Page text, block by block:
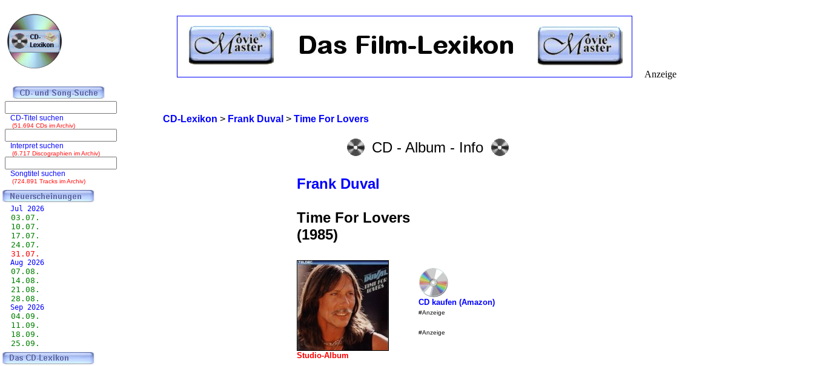
CD-Lexikon > Frank Duval > Time For Lovers
CD - Album - Info
Frank Duval
Time For Lovers
(1985)
Studio-Album
CD kaufen (Amazon)
#Anzeige
#Anzeige
Anzeige
CD-Titel suchen
(51.694 CDs im Archiv)
Interpret suchen
(6.717 Discographien im Archiv)
Songtitel suchen
(724.891 Tracks im Archiv)
Jul 2026
03.07.
10.07.
17.07.
24.07.
31.07.
Aug 2026
07.08.
14.08.
21.08.
28.08.
Sep 2026
04.09.
11.09.
18.09.
25.09.